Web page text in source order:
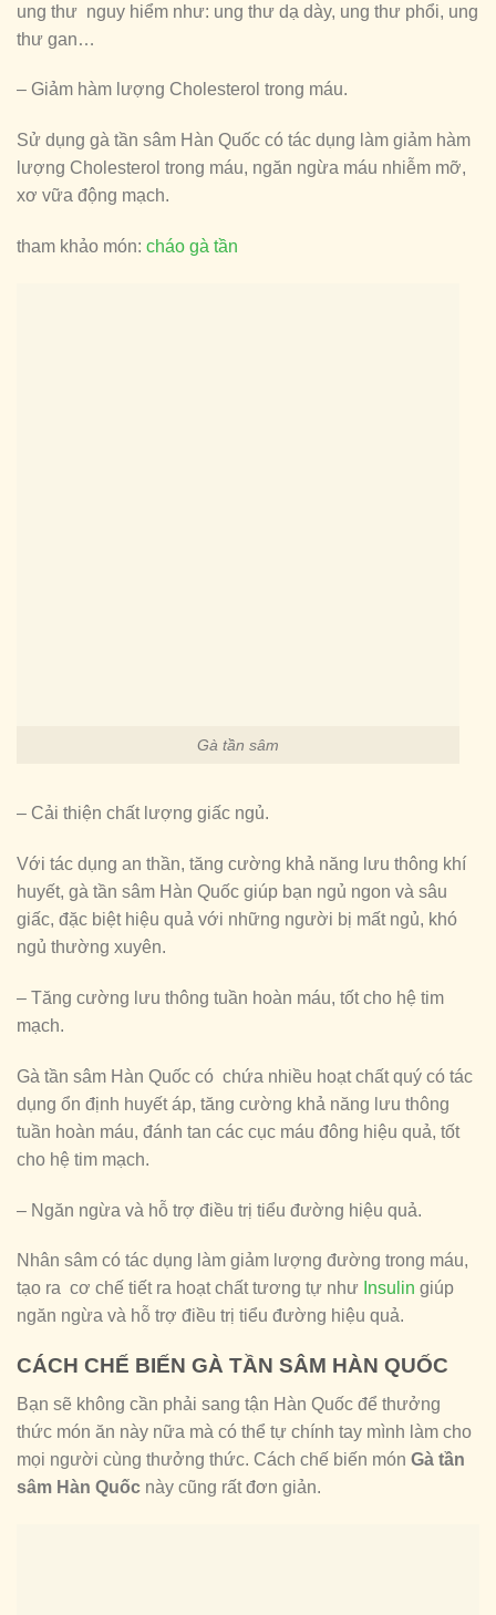
ung thư nguy hiểm như: ung thư dạ dày, ung thư phổi, ung
thư gan…
– Giảm hàm lượng Cholesterol trong máu.
Sử dụng gà tần sâm Hàn Quốc có tác dụng làm giảm hàm
lượng Cholesterol trong máu, ngăn ngừa máu nhiễm mỡ,
xơ vữa động mạch.
tham khảo món: cháo gà tần
Gà tần sâm
– Cải thiện chất lượng giấc ngủ.
Với tác dụng an thần, tăng cường khả năng lưu thông khí
huyết, gà tần sâm Hàn Quốc giúp bạn ngủ ngon và sâu
giấc, đặc biệt hiệu quả với những người bị mất ngủ, khó
ngủ thường xuyên.
– Tăng cường lưu thông tuần hoàn máu, tốt cho hệ tim
mạch.
Gà tần sâm Hàn Quốc có chứa nhiều hoạt chất quý có tác
dụng ổn định huyết áp, tăng cường khả năng lưu thông
tuần hoàn máu, đánh tan các cục máu đông hiệu quả, tốt
cho hệ tim mạch.
– Ngăn ngừa và hỗ trợ điều trị tiểu đường hiệu quả.
Nhân sâm có tác dụng làm giảm lượng đường trong máu,
tạo ra cơ chế tiết ra hoạt chất tương tự như Insulin giúp
ngăn ngừa và hỗ trợ điều trị tiểu đường hiệu quả.
CÁCH CHẾ BIẾN GÀ TẦN SÂM HÀN QUỐC
Bạn sẽ không cần phải sang tận Hàn Quốc để thưởng
thức món ăn này nữa mà có thể tự chính tay mình làm cho
mọi người cùng thưởng thức. Cách chế biến món Gà tần
sâm Hàn Quốc này cũng rất đơn giản.